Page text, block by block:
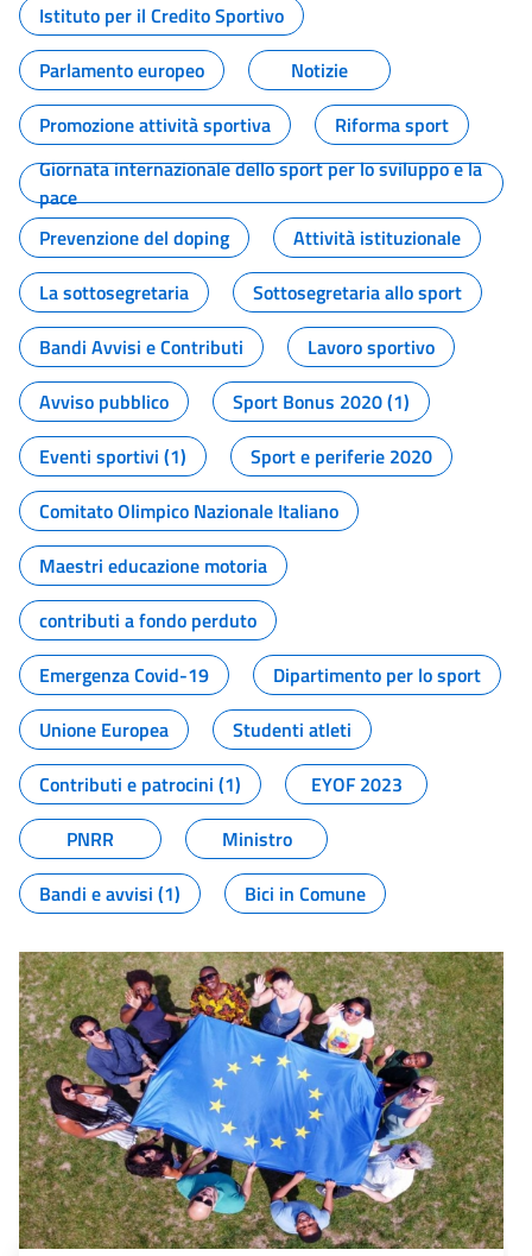
Istituto per il Credito Sportivo
Parlamento europeo
Notizie
Promozione attività sportiva
Riforma sport
Giornata internazionale dello sport per lo sviluppo e la
pace
Prevenzione del doping
Attività istituzionale
La sottosegretaria
Sottosegretaria allo sport
Bandi Avvisi e Contributi
Lavoro sportivo
Avviso pubblico
Sport Bonus 2020 (1)
Eventi sportivi (1)
Sport e periferie 2020
Comitato Olimpico Nazionale Italiano
Maestri educazione motoria
contributi a fondo perduto
Emergenza Covid-19
Dipartimento per lo sport
Unione Europea
Studenti atleti
Contributi e patrocini (1)
EYOF 2023
PNRR
Ministro
Bandi e avvisi (1)
Bici in Comune